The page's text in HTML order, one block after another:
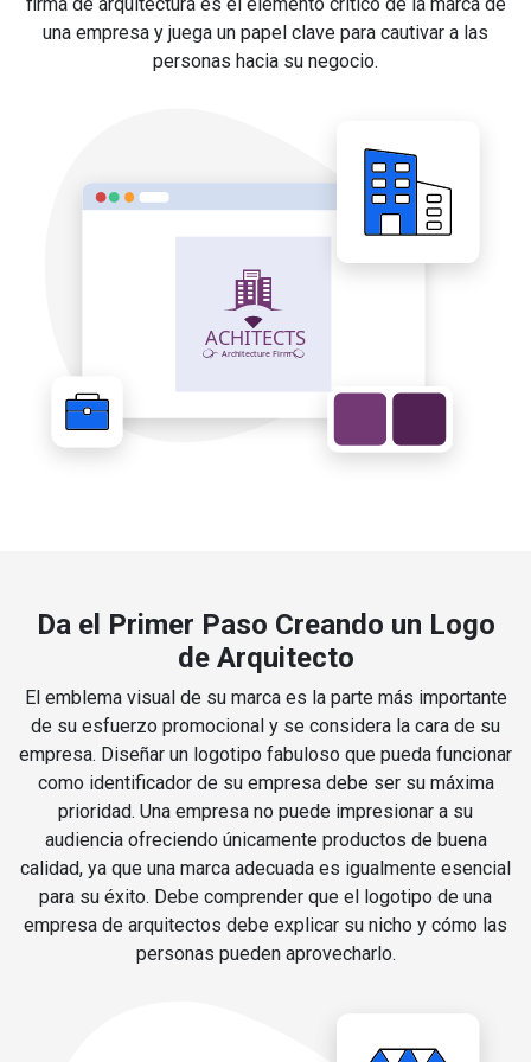
una empresa y juega un papel clave para cautivar a las
personas hacia su negocio.
Da el Primer Paso Creando un Logo
de Arquitecto
El emblema visual de su marca es la parte más importante
de su esfuerzo promocional y se considera la cara de su
empresa. Diseñar un logotipo fabuloso que pueda funcionar
como identificador de su empresa debe ser su máxima
prioridad. Una empresa no puede impresionar a su
audiencia ofreciendo únicamente productos de buena
calidad, ya que una marca adecuada es igualmente esencial
para su éxito. Debe comprender que el logotipo de una
empresa de arquitectos debe explicar su nicho y cómo las
personas pueden aprovecharlo.